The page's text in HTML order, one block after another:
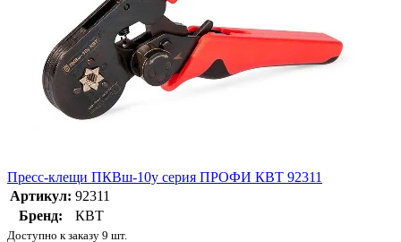
Пресс-клещи ПКВш-10у серия ПРОФИ КВТ 92311
Артикул: 92311
Бренд:
КВТ
Доступно к заказу 9 шт.